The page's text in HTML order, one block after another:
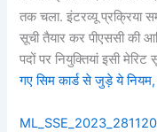
तक चला. इंटरव्यू प्रक्रिया
सूची तैयार कर पीएससी की
पदों पर नियुक्तियां इसी
गए सिम कार्ड से जुड़े ये